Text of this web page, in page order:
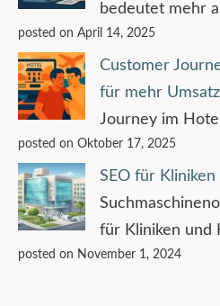
bedeutet mehr
posted on April 14, 2025
Customer
für mehr Umsatz
Journey im
posted on Oktober 17, 2025
SEO für
für Kliniken und
posted on November 1, 2024